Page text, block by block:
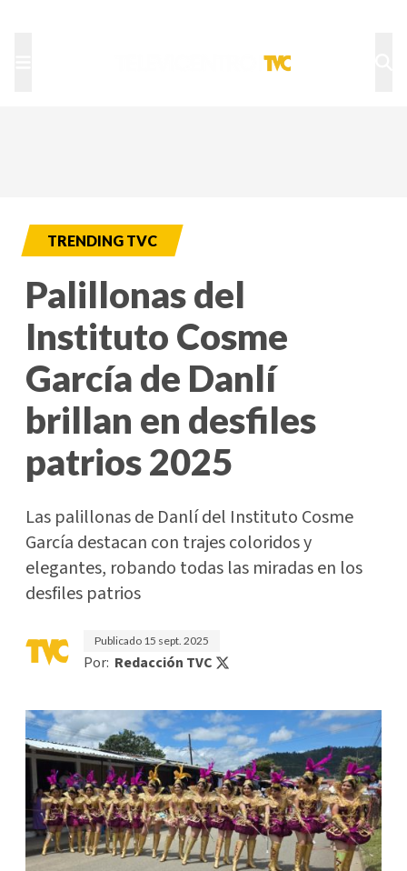
TRENDING TVC
Palillonas del
Instituto Cosme
García de Danlí
brillan en desfiles
patrios 2025
Las palillonas de Danlí del Instituto Cosme
García destacan con trajes coloridos y
elegantes, robando todas las miradas en los
desfiles patrios
Publicado 15 sept. 2025
Por: Redacción TVC